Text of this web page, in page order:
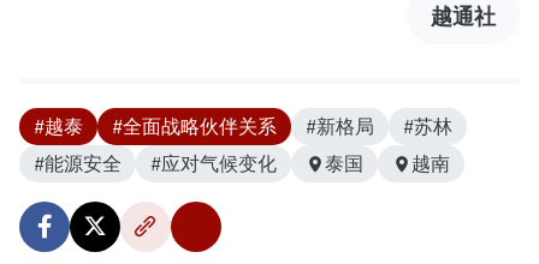
越通社
#越泰 #全面战略伙伴关系 #新格局
#苏林
#能源安全
#应对气候变化 泰国 越南